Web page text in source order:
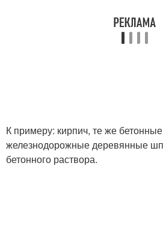
К примеру: кирпич, те же
железнодорожные деревянные
бетонного раствора.